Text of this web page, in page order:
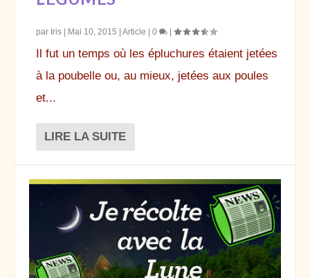
par Iris | Mai 10, 2015 |Article |0 |
Il fut un temps où les épluchures étaient jetées
à la poubelle ou, au mieux, jetées aux poules
et...
LIRE LA SUITE